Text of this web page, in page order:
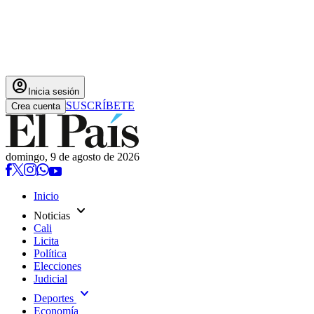
account_circle Inicia sesión
Crea cuenta SUSCRÍBETE
domingo, 9 de agosto de 2026
Inicio
Noticias expand_more
Cali
Licita
Política
Elecciones
Judicial
Deportes expand_more
Economía